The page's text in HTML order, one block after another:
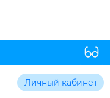
Личный кабинет